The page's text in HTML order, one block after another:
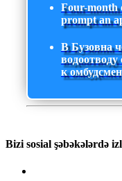
Four-month
prompt an
В Бузовна
к
Bizi sosial şəbəkələrdə